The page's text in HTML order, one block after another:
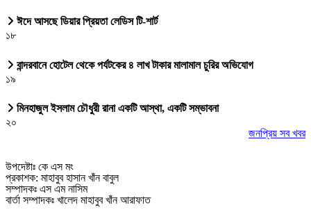
ঈদে আসছে ডিয়ার প্রিয়তা লেডিস টি-শার্ট
১৮
বান্দরবানে হোটেল থেকে পর্যটকের ৪ লাখ টাকার মালামাল চুরির অভিযোগ
১৯
মিনহাজুল ইসলাম চৌধুরী রানা একটি আস্থা, একটি সম্ভাবনা
২০
জনপ্রিয় সব খবর
উপদেষ্টাঃ কে এস মং
প্রকাশক: মাহাবুব হাসান খাঁন বাবুল
সম্পাদকঃ এস এম নাসিম
বার্তা সম্পাদকঃ খালেদ মাহাবুব খাঁন আরাফাত